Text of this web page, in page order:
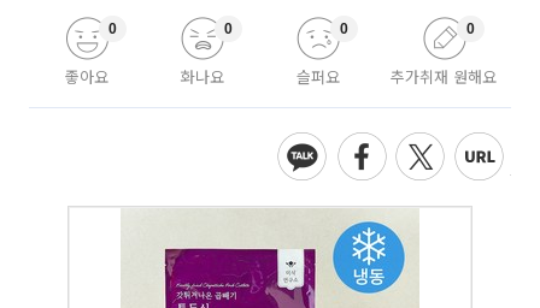
좋아요
0
화나요
0
슬퍼요
0
추가취재 원해요
0